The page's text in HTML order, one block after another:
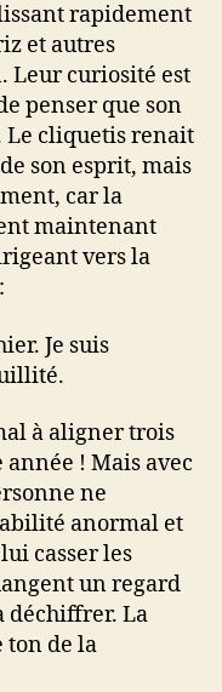
rapidement
et autres
Leur curiosité est
penser que son
Le cliquetis renait
son esprit, mais
car la
maintenant
vers la
Je suis
à aligner trois
! Mais avec
ne
anormal et
casser les
un regard
déchiffrer. La
ton de la